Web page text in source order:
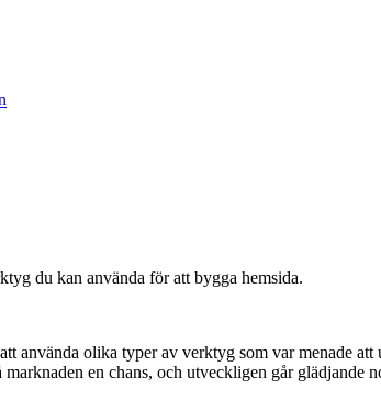
du kan använda för att bygga hemsida.
använda olika typer av verktyg som var menade
en chans, och utveckligen går glädjande